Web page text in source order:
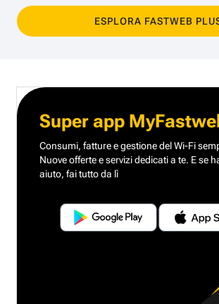
ESPLORA FASTWEB
Super app
Consumi, fatture e gestione del Wi-Fi
Nuove offerte e servizi dedicati a te. E se
aiuto, fai tutto da lì